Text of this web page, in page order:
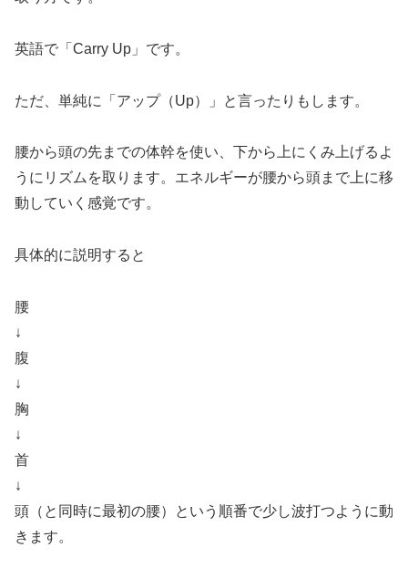
英語で「Carry Up」です。
ただ、単純に「アップ（Up）」と言ったりもします。
腰から頭の先までの体幹を使い、下から上にくみ上げるよ
うにリズムを取ります。エネルギーが腰から頭まで上に移
動していく感覚です。
具体的に説明すると
腰
↓
腹
↓
胸
↓
首
↓
頭（と同時に最初の腰）という順番で少し波打つように動
きます。